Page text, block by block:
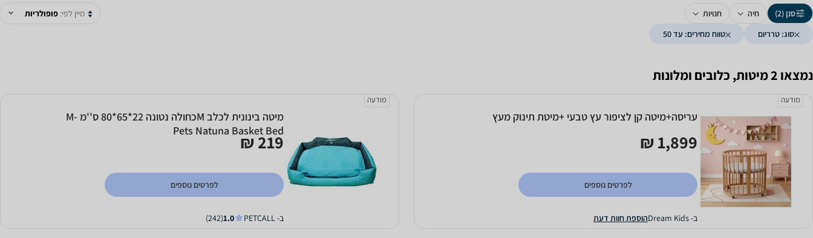
סנן (2) חיה
חנויות
סוג: טרריום
טווח מחירים: עד 50
מיין לפי: פופולריות
נמצאו 2 מיטות, כלובים ומלונות
מודעה
עריסה+מיטה קן לציפור עץ טבעי +מיטת תינוק מעץ
1,899 ₪
לפרטים נוספים
ב- Dream Kids הוספת חוות דעת
מודעה
מיטה בינונית לכלב Mכחולה נטונה 22*65*80 ס''מ M-
Pets Natuna Basket Bed
219 ₪
לפרטים נוספים
ב- PETCALL 1.0
(242)